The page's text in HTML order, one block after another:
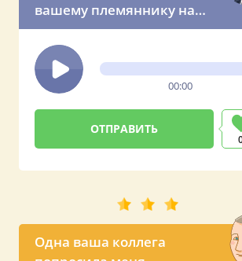
вашему племяннику на
день рожденья (по просьбе
тёти)
00:00
Одна ваша коллега